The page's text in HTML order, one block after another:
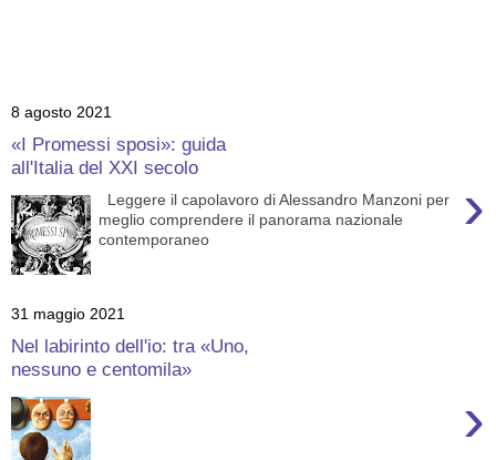
8 agosto 2021
«I Promessi sposi»: guida
all'Italia del XXI secolo
›
Leggere il capolavoro di Alessandro Manzoni per
meglio comprendere il panorama nazionale
contemporaneo
31 maggio 2021
Nel labirinto dell'io: tra «Uno,
nessuno e centomila»
›